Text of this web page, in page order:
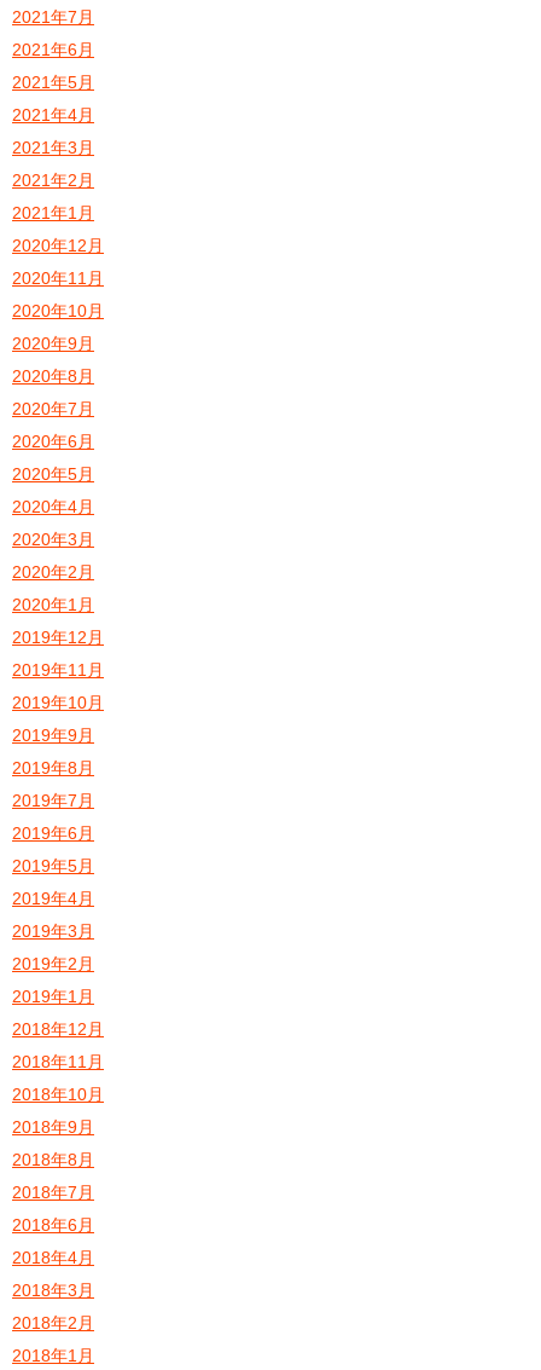
2021年7月
2021年6月
2021年5月
2021年4月
2021年3月
2021年2月
2021年1月
2020年12月
2020年11月
2020年10月
2020年9月
2020年8月
2020年7月
2020年6月
2020年5月
2020年4月
2020年3月
2020年2月
2020年1月
2019年12月
2019年11月
2019年10月
2019年9月
2019年8月
2019年7月
2019年6月
2019年5月
2019年4月
2019年3月
2019年2月
2019年1月
2018年12月
2018年11月
2018年10月
2018年9月
2018年8月
2018年7月
2018年6月
2018年4月
2018年3月
2018年2月
2018年1月